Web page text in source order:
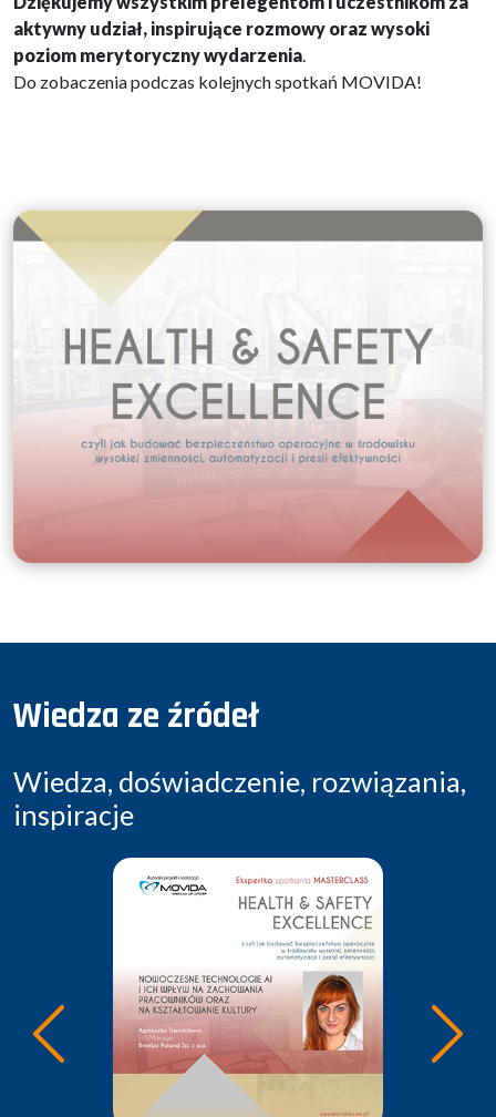
aktywny udział, inspirujące rozmowy oraz wysoki
poziom merytoryczny wydarzenia.
Do zobaczenia podczas kolejnych spotkań MOVIDA!
Wiedza ze źródeł
Wiedza, doświadczenie, rozwiązania,
inspiracje